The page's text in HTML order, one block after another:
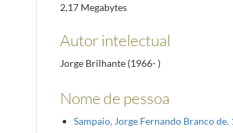
2,17 Megabytes
Autor intelectual
Jorge Brilhante (1966- )
Nome de pessoa
Sampaio, Jorge Fernando Branco de.